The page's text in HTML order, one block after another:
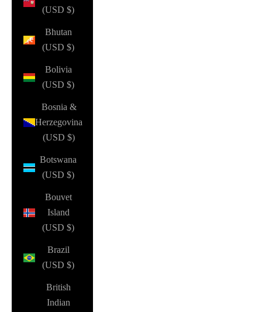
(USD $)
Bhutan
(USD $)
Bolivia
(USD $)
Bosnia &
Herzegovina
(USD $)
Botswana
(USD $)
Bouvet
Island
(USD $)
Brazil
(USD $)
British
Indian